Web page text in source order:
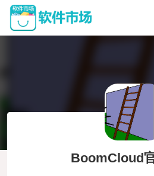
BoomCloud